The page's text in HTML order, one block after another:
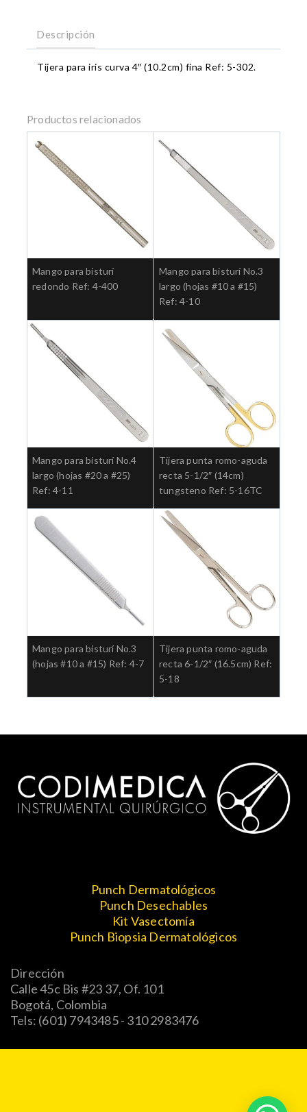
Descripción
Tijera para iris curva 4″ (10.2cm) fina Ref: 5-302.
Productos relacionados
Mango para bisturí
redondo Ref: 4-400
Mango para bisturí No.3
largo (hojas #10 a #15)
Ref: 4-10
Mango para bisturí No.4
largo (hojas #20 a #25)
Ref: 4-11
Tijera punta romo-aguda
recta 5-1/2″ (14cm)
tungsteno Ref: 5-16TC
Mango para bisturí No.3
(hojas #10 a #15) Ref: 4-7
Tijera punta romo-aguda
recta 6-1/2″ (16.5cm) Ref:
5-18
Punch Dermatológicos
Punch Desechables
Kit Vasectomía
Punch Biopsia Dermatológicos
Dirección
Calle 45c Bis #23 37, Of. 101
Bogotá, Colombia
Tels: (601) 7943485 - 310 2983476